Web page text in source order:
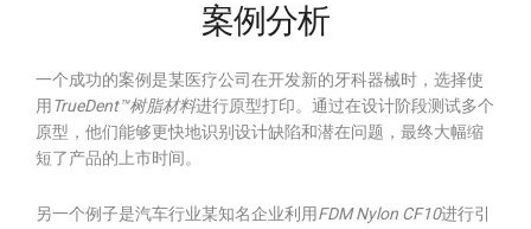
案例分析
一个成功的案例是某医疗公司在开发新的牙科器械时，选择使
用 TrueDent™树脂材料进行原型打印。通过在设计阶段测试多个
原型，他们能够更快地识别设计缺陷和潜在问题，最终大幅缩
短了产品的上市时间。
另一个例子是汽车行业某知名企业利用FDM Nylon CF10进行引